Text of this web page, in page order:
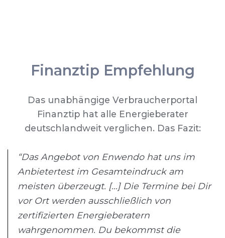
Finanztip Empfehlung
Das unabhängige Verbraucherportal
Finanztip hat alle Energieberater
deutschlandweit verglichen. Das Fazit:
“Das Angebot von Enwendo hat uns im
Anbietertest im Gesamteindruck am
meisten überzeugt. [...] Die Termine bei Dir
vor Ort werden ausschließlich von
zertifizierten Energieberatern
wahrgenommen. Du bekommst die